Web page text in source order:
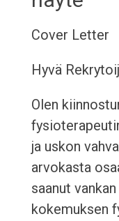
Cover Letter
Hyvä
Olen
ja uskon
arvokasta
saanut
kokemuksen